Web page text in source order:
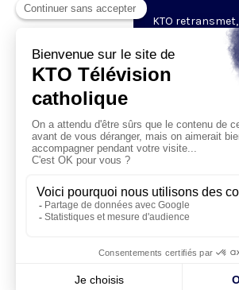
KTO
les vêpres en
une technologie
captation
automatisé,
près de la
Visiter la